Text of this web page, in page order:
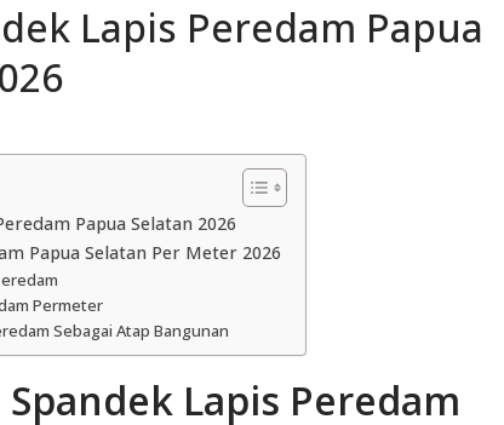
Lapis Peredam Papua
Papua Selatan 2026
Papua Selatan Per Meter 2026
Permeter
Sebagai Atap Bangunan
Lapis Peredam